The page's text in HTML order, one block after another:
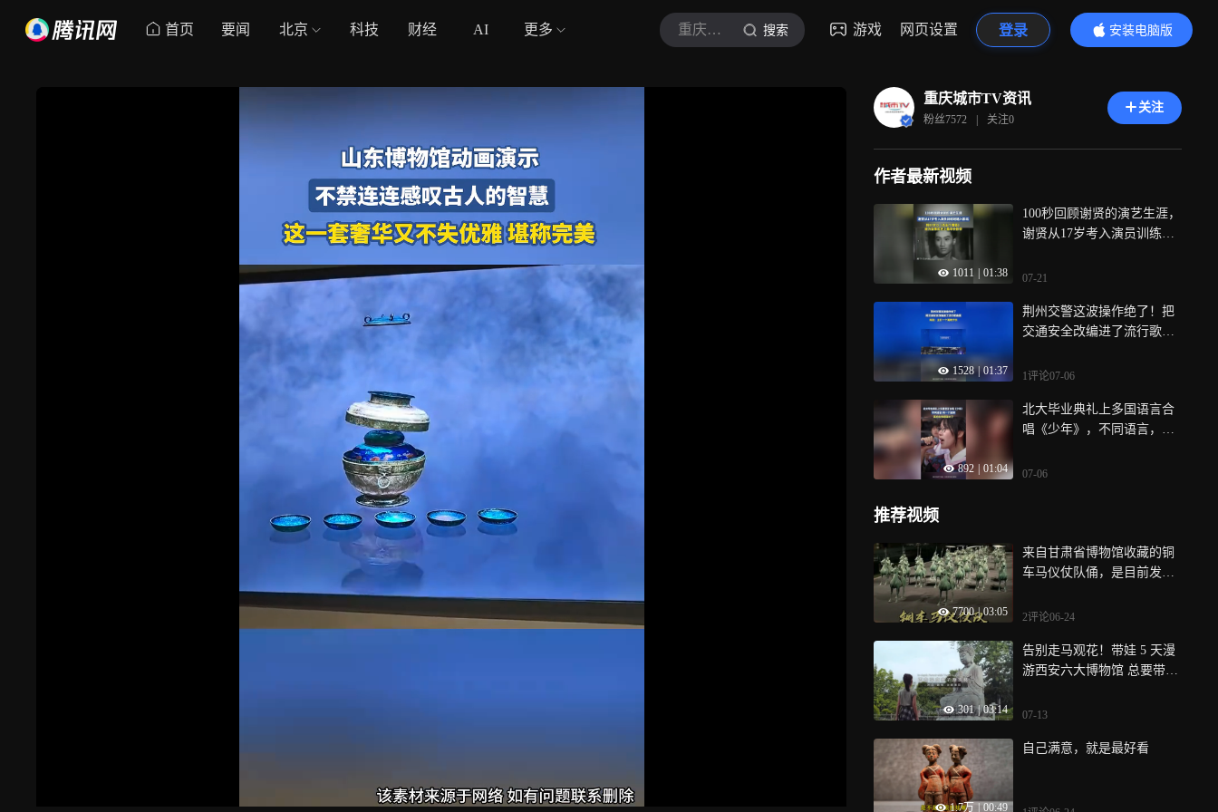
首页 要闻 北京 科技 财经 AI 更多 重庆城市TV资讯 搜索 游戏 网页设置 登录
安装电脑版
内容更精彩
重庆城市TV资讯
粉丝7572 | 关注0
关注
作者最新视频
1011 01:38
100秒回顾谢贤的演艺生涯，
谢贤从17岁考入演员训练班
个黄昏》成为金像奖史上最
07-21
1528 | 01:37
荆州交警这波操作绝了！把
交通安全改编进了流行歌曲
乐
1评论07-06
892 01:04
北大毕业典礼上多国语言合
唱《少年》，不同语言，同
了
07-06
推荐视频
7700 | 03:05
来自甘肃省博物馆收藏的铜
车马仪仗队俑，是目前发现
2评论06-24
301 | 03:14
告别走马观花！带娃 5 天漫
游西安六大博物馆 总要带孩
词典故里的城市 —— 古都长
07-13
1.7万 00:49
自己满意，就是最好看